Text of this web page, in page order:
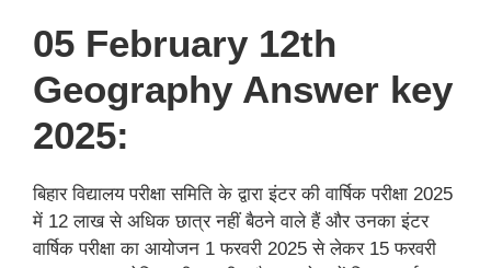
05 February 12th
Geography Answer key
2025:
बिहार विद्यालय परीक्षा समिति के द्वारा इंटर की वार्षिक परीक्षा 2025
में 12 लाख से अधिक छात्र नहीं बैठने वाले हैं और उनका इंटर
वार्षिक परीक्षा का आयोजन 1 फरवरी 2025 से लेकर 15 फरवरी